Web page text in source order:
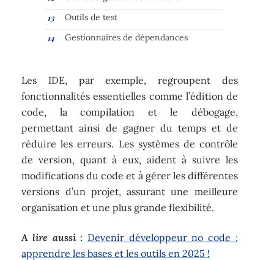
Outils de test
Gestionnaires de dépendances
Les IDE, par exemple, regroupent des
fonctionnalités essentielles comme l’édition de
code, la compilation et le débogage,
permettant ainsi de gagner du temps et de
réduire les erreurs. Les systèmes de contrôle
de version, quant à eux, aident à suivre les
modifications du code et à gérer les différentes
versions d’un projet, assurant une meilleure
organisation et une plus grande flexibilité.
A lire aussi : Devenir développeur no code :
apprendre les bases et les outils en 2025 !